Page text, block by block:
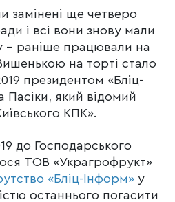
замінені ще четверо
і всі вони знову мали
– раніше працювали на
на торті стало
президентом «Бліц-
Пасіки, який відомий
КПК».
до Господарського
ТОВ «Украгрофрукт»
«Бліц-Інформ» у
останнього погасити